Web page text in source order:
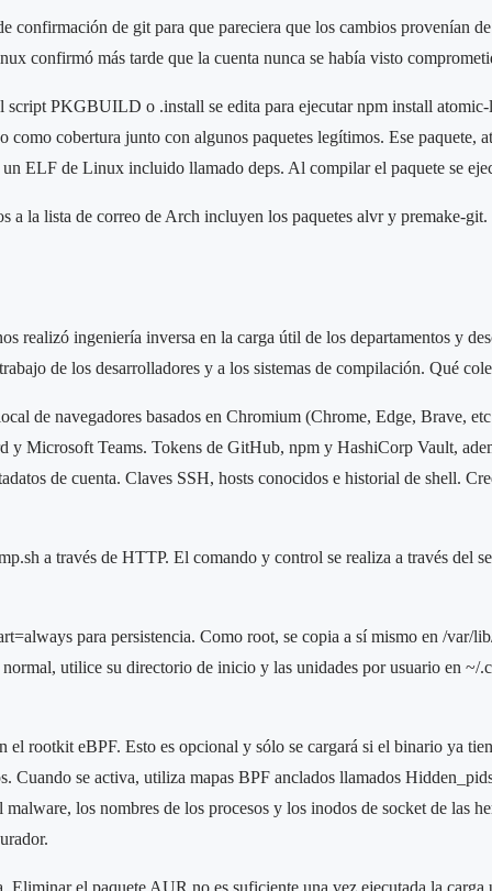
confirmación de git para que pareciera que los cambios provenían
confirmó más tarde que la cuenta nunca se había visto
script PKGBUILD o .install se edita para ejecutar npm install
como cobertura junto con algunos paquetes legítimos. Ese paquete,
un ELF de Linux incluido llamado deps. Al compilar el paquete se
a la lista de correo de Arch incluyen los paquetes alvr y premake-git.
realizó ingeniería inversa en la carga útil de los departamentos y
de los desarrolladores y a los sistemas de compilación. Qué
de navegadores basados ​​en Chromium (Chrome, Edge, Brave,
y Microsoft Teams. Tokens de GitHub, npm y HashiCorp Vault,
de cuenta. Claves SSH, hosts conocidos e historial de shell.
a través de HTTP. El comando y control se realiza a través del
para persistencia. Como root, se copia a sí mismo en /var/
utilice su directorio de inicio y las unidades por usuario en ~/
el rootkit eBPF. Esto es opcional y sólo se cargará si el binario ya
Cuando se activa, utiliza mapas BPF anclados llamados
los nombres de los procesos y los inodos de socket de las
Eliminar el paquete AUR no es suficiente una vez ejecutada la